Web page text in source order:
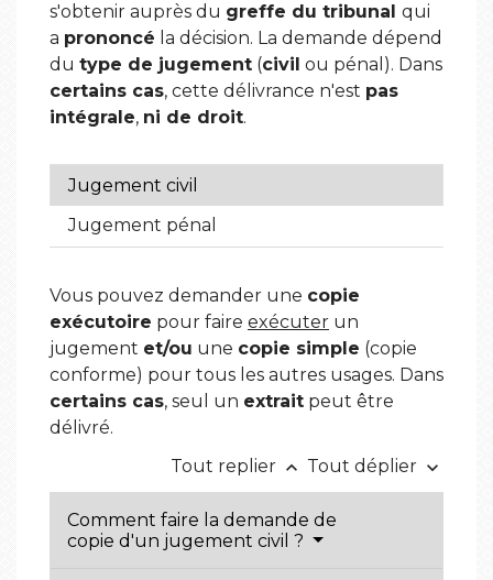
s'obtenir auprès du greffe du tribunal qui
a prononcé la décision. La demande dépend
du type de jugement (civil ou pénal). Dans
certains cas, cette délivrance n'est pas
intégrale, ni de droit.
Jugement civil
Jugement pénal
Vous pouvez demander une copie
exécutoire pour faire exécuter un
jugement et/ou une copie simple (copie
conforme) pour tous les autres usages. Dans
certains cas, seul un extrait peut être
délivré.
Tout replier keyboard_arrow_up Tout déplier keyboard_arrow_down
Comment faire la demande de
copie d'un jugement civil ?